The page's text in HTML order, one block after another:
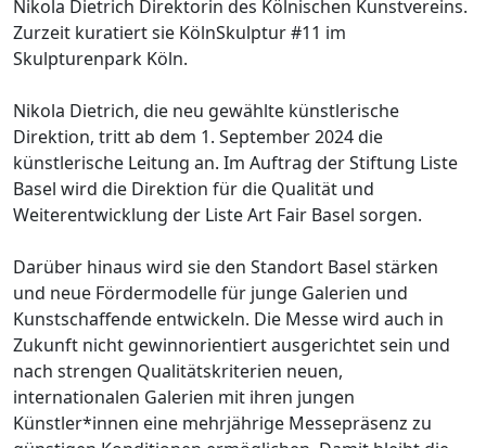
Nikola Dietrich Direktorin des Kölnischen Kunstvereins.
Zurzeit kuratiert sie KölnSkulptur #11 im
Skulpturenpark Köln.
Nikola Dietrich, die neu gewählte künstlerische
Direktion, tritt ab dem 1. September 2024 die
künstlerische Leitung an. Im Auftrag der Stiftung Liste
Basel wird die Direktion für die Qualität und
Weiterentwicklung der Liste Art Fair Basel sorgen.
Darüber hinaus wird sie den Standort Basel stärken
und neue Fördermodelle für junge Galerien und
Kunstschaffende entwickeln. Die Messe wird auch in
Zukunft nicht gewinnorientiert ausgerichtet sein und
nach strengen Qualitätskriterien neuen,
internationalen Galerien mit ihren jungen
Künstler*innen eine mehrjährige Messepräsenz zu